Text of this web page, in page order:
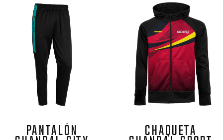
PANTALÓN CHAQUETA